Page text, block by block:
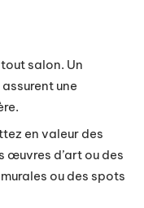
salon. Un
une
en valeur des
œuvres d’art ou des
ou des spots